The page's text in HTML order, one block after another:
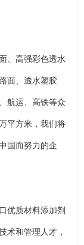
、高强彩色透水
面、透水塑胶
航运、高铁等众
平方米，我们将
国而努力的企
质材料添加剂
术和管理人才，